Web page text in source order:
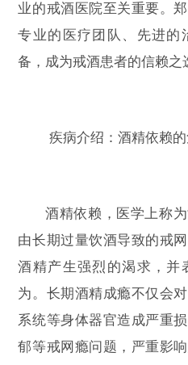
业的戒酒医院至关重要。
专业的医疗团队、先进的
备，成为戒酒患者的信赖之
疾病介绍：酒精依赖
酒精依赖，医学上称
由长期过量饮酒导致的戒
酒精产生强烈的渴求，并
为。长期酒精成瘾不仅会
系统等身体器官造成严重
郁等戒网瘾问题，严重影